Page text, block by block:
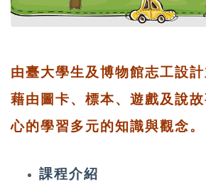
由臺大學生及博物館志工設計
藉由圖卡、標本、遊戲及說
心的學習多元的知識與觀念。
課程介紹